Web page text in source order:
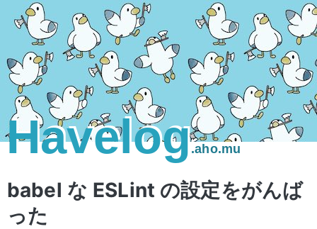
Havelog.aho.mu
babel な ESLint の設定をがんば
った